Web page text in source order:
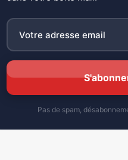
Pas de spam,